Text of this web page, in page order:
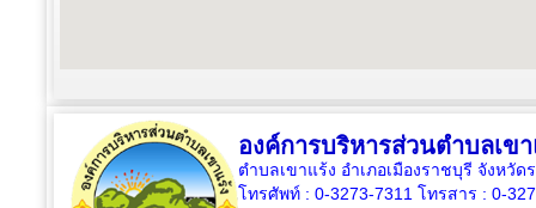
องค์การบริหารส่วนตำบลเข
ตำบลเขาแร้ง อำเภอเมืองราชบุรี จังหวัด
โทรศัพท์ : 0-3273-7311 โทรสาร : 0-